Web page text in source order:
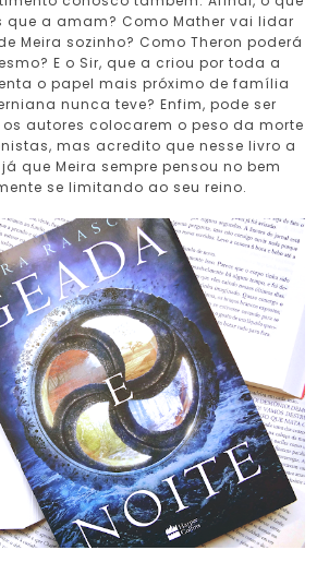
que a amam? Como Mather vai lidar
Meira sozinho? Como Theron poderá
E o Sir, que a criou por toda a
o papel mais próximo de família
nunca teve? Enfim, pode ser
autores colocarem o peso da morte
mas acredito que nesse livro a
que Meira sempre pensou no bem
se limitando ao seu reino.